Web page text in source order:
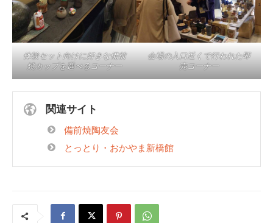
体験セット向けに好きな備前
焼カップを選べるコーナー
会場の入口近くで行われた即
売コーナー
関連サイト
備前焼陶友会
とっとり・おかやま新橋館